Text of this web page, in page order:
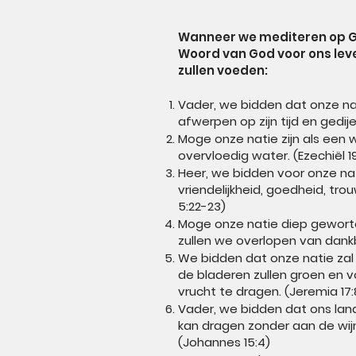
Wanneer we mediteren op
Woord van God voor ons
zullen voeden:
Vader, we bidden dat onze
afwerpen op zijn tijd en
Moge onze natie zijn als een
overvloedig water. (Ezechiël
Heer, we bidden voor onze
vriendelijkheid, goedheid,
5:22-23)
Moge onze natie diep
zullen we overlopen van
We bidden dat onze natie
de bladeren zullen groen en
vrucht te dragen. (Jeremia
Vader, we bidden dat ons
kan dragen zonder aan de
(Johannes 15:4)